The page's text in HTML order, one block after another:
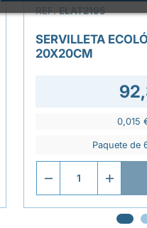
REF.ELAT2195
SERVILLETA
20X20CM
0,015
Paquete de